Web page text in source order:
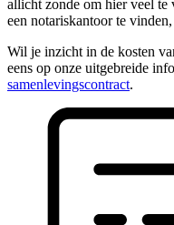
allicht zonde om hier veel
een notariskantoor te
Wil je inzicht in de kosten
eens op onze uitgebreide
samenlevingscontract.